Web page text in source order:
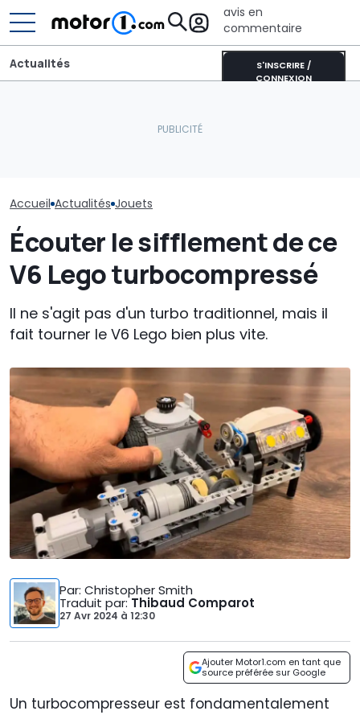
avis en
commentaire
S'INSCRIRE /
CONNEXION
Actualités
Accueil Actualités Jouets
Écouter le sifflement de ce
V6 Lego turbocompressé
Il ne s'agit pas d'un turbo traditionnel, mais il
fait tourner le V6 Lego bien plus vite.
Par: Christopher Smith
Traduit par:Thibaud Comparot
27 Avr 2024 à 12:30
Ajouter Motor1.com en tant que
source préférée sur Google
Un turbocompresseur est fondamentalement